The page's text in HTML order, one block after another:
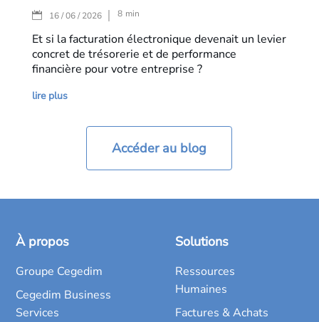
16 / 06 / 2026 |8 min
Et si la facturation électronique devenait un levier
concret de trésorerie et de performance
financière pour votre entreprise ?
lire plus
Accéder au blog
À propos
Groupe Cegedim
Cegedim Business
Services
Solutions
Ressources
Humaines
Factures & Achats